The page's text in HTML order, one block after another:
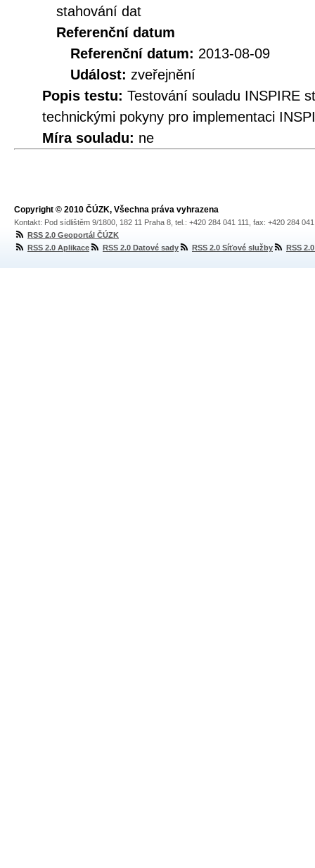
stahování dat
Referenční datum
Referenční datum: 2013-08-09
Událost: zveřejnění
Popis testu: Testování souladu INSPIRE
technickými pokyny pro implementaci
Míra souladu: ne
Copyright © 2010 ČÚZK, Všechna práva vyhrazena
Kontakt: Pod sídlištěm 9/1800, 182 11 Praha 8, tel.: +420 284 041 111, fax: +420 284
RSS 2.0 Geoportál ČÚZK
RSS 2.0 Aplikace
RSS 2.0 Datové sady RSS 2.0 Síťové služby RSS